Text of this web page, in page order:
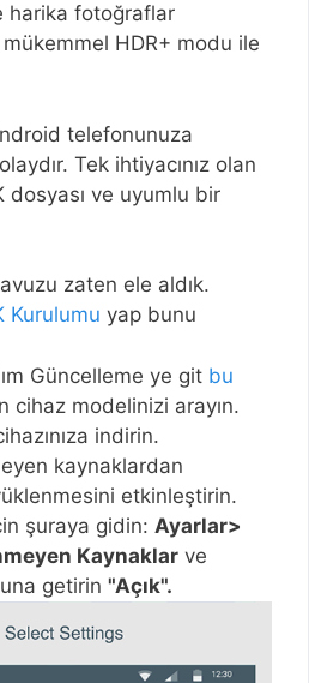
harika fotoğraflar
HDR+ modu ile
telefonunuza
Tek ihtiyacınız olan
dosyası ve uyumlu bir
zaten ele aldık.
Kurulumu yap bunu
Güncelleme ye git bu
cihaz modelinizi arayın.
indirin.
kaynaklardan
etkinleştirin.
şuraya gidin: Ayarlar>
Kaynaklar ve
getirin "Açık".